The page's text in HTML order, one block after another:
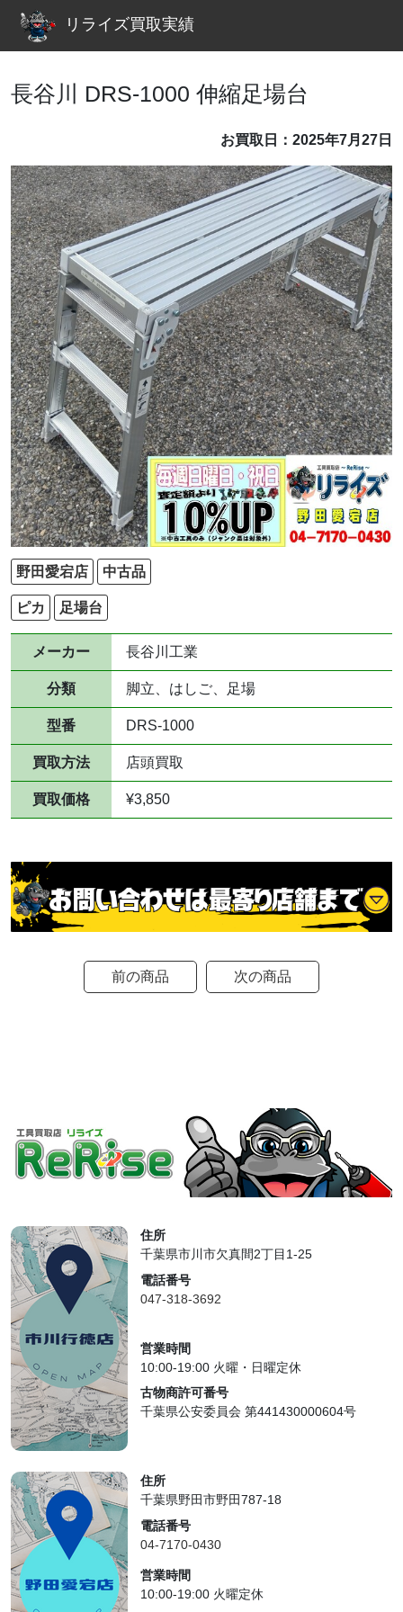
リライズ買取実績
長谷川 DRS-1000 伸縮足場台
お買取日：2025年7月27日
野田愛宕店 中古品
ピカ 足場台
メーカー 長谷川工業
分類 脚立、はしご、足場
型番 DRS-1000
買取方法 店頭買取
買取価格 ¥3,850
前の商品 次の商品
住所
千葉県市川市欠真間2丁目1-25
電話番号
047-318-3692
営業時間
10:00-19:00 火曜・日曜定休
古物商許可番号
千葉県公安委員会 第441430000604号
住所
千葉県野田市野田787-18
電話番号
04-7170-0430
営業時間
10:00-19:00 火曜定休